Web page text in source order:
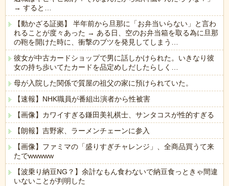
→ すると…
【動かざる証拠】 半年前から旦那に「お弁当いらない」と言わ
れることが度々あった → ある日、空のお弁当箱を取る為に旦那
の鞄を開けた時に、衝撃のブツを発見してしまう…
彼女が中古カードショップで男に話しかけられた。いきなり彼
女の持ち歩いてたカードを品定めしだしたらしく…
母が入院した関係で質屋の祖父の家に預けられていた。
【速報】NHK職員が番組出演者から性被害
【画像】カワイすぎる鎌田美礼棋士、サンタコスが性的すぎる
【朗報】吉野家、ラーメンチェーンに参入
【画像】ファミマの「盛りすぎチャレンジ」、全商品買うて来
たでwwwww
【波乗り納豆NG？】余計なもん食わないで納豆食っときゃ間違
いないことが判明した